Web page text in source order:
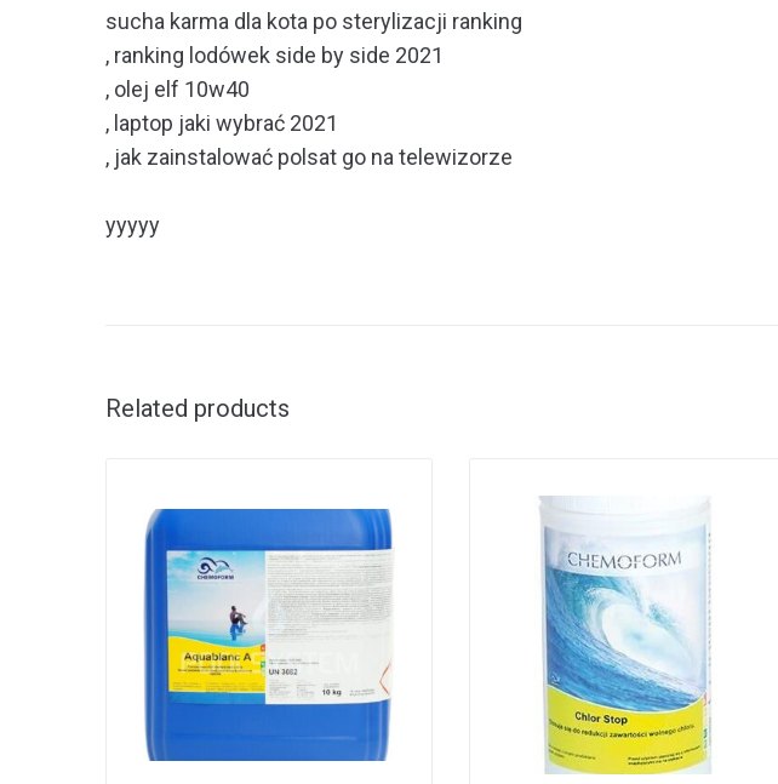
sucha karma dla kota po sterylizacji ranking
, ranking lodówek side by side 2021
, olej elf 10w40
, laptop jaki wybrać 2021
, jak zainstalować polsat go na telewizorze
yyyyy
Related products